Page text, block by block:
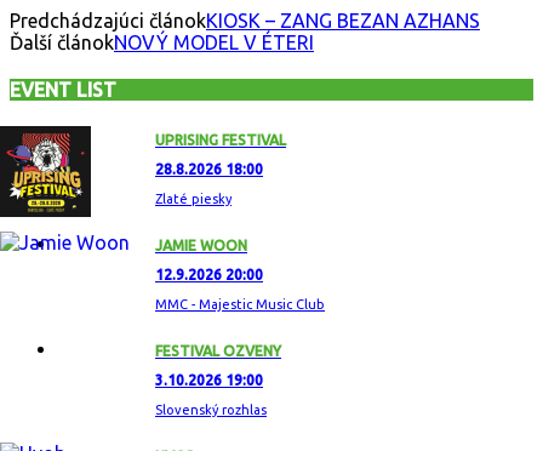
Predchádzajúci článokKIOSK – ZANG BEZAN AZHANS
Ďalší článokNOVÝ MODEL V ÉTERI
EVENT LIST
UPRISING FESTIVAL
28.8.2026 18:00
Zlaté piesky
JAMIE WOON
12.9.2026 20:00
MMC - Majestic Music Club
FESTIVAL OZVENY
3.10.2026 19:00
Slovenský rozhlas